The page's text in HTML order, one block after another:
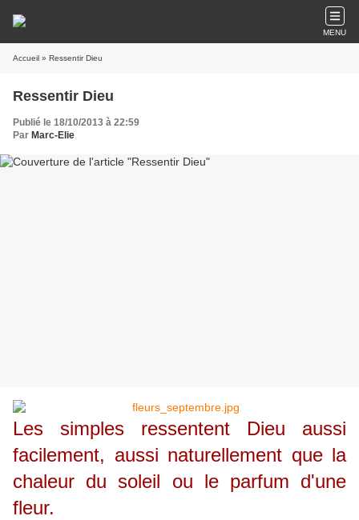
MENU
Accueil » Ressentir Dieu
Ressentir Dieu
Publié le 18/10/2013 à 22:59
Par Marc-Elie
Les simples ressentent Dieu aussi
facilement, aussi naturellement que la
chaleur du soleil ou le parfum d'une
fleur.